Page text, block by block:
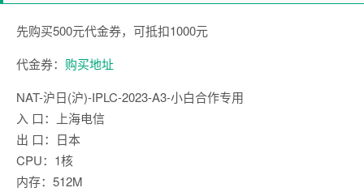
先购买500元代金券，可抵扣1000元
代金券： 购买地址
NAT-沪日(沪)-IPLC-2023-A3-小白合作专用
入 口：上海电信
出 口：日本
CPU：1核
内存：512M